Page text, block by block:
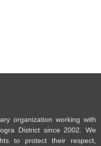
organization working with
District since 2002. We
to protect their respect,